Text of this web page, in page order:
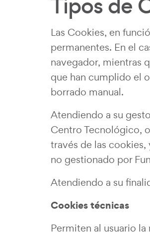
Tipos de
Las Cookies, en
permanentes. En el
navegador, mientras
que han cumplido el
borrado manual.
Atendiendo a su
Centro Tecnológico,
través de las
no gestionado por
Atendiendo a su
Cookies técnicas
Permiten al usuario